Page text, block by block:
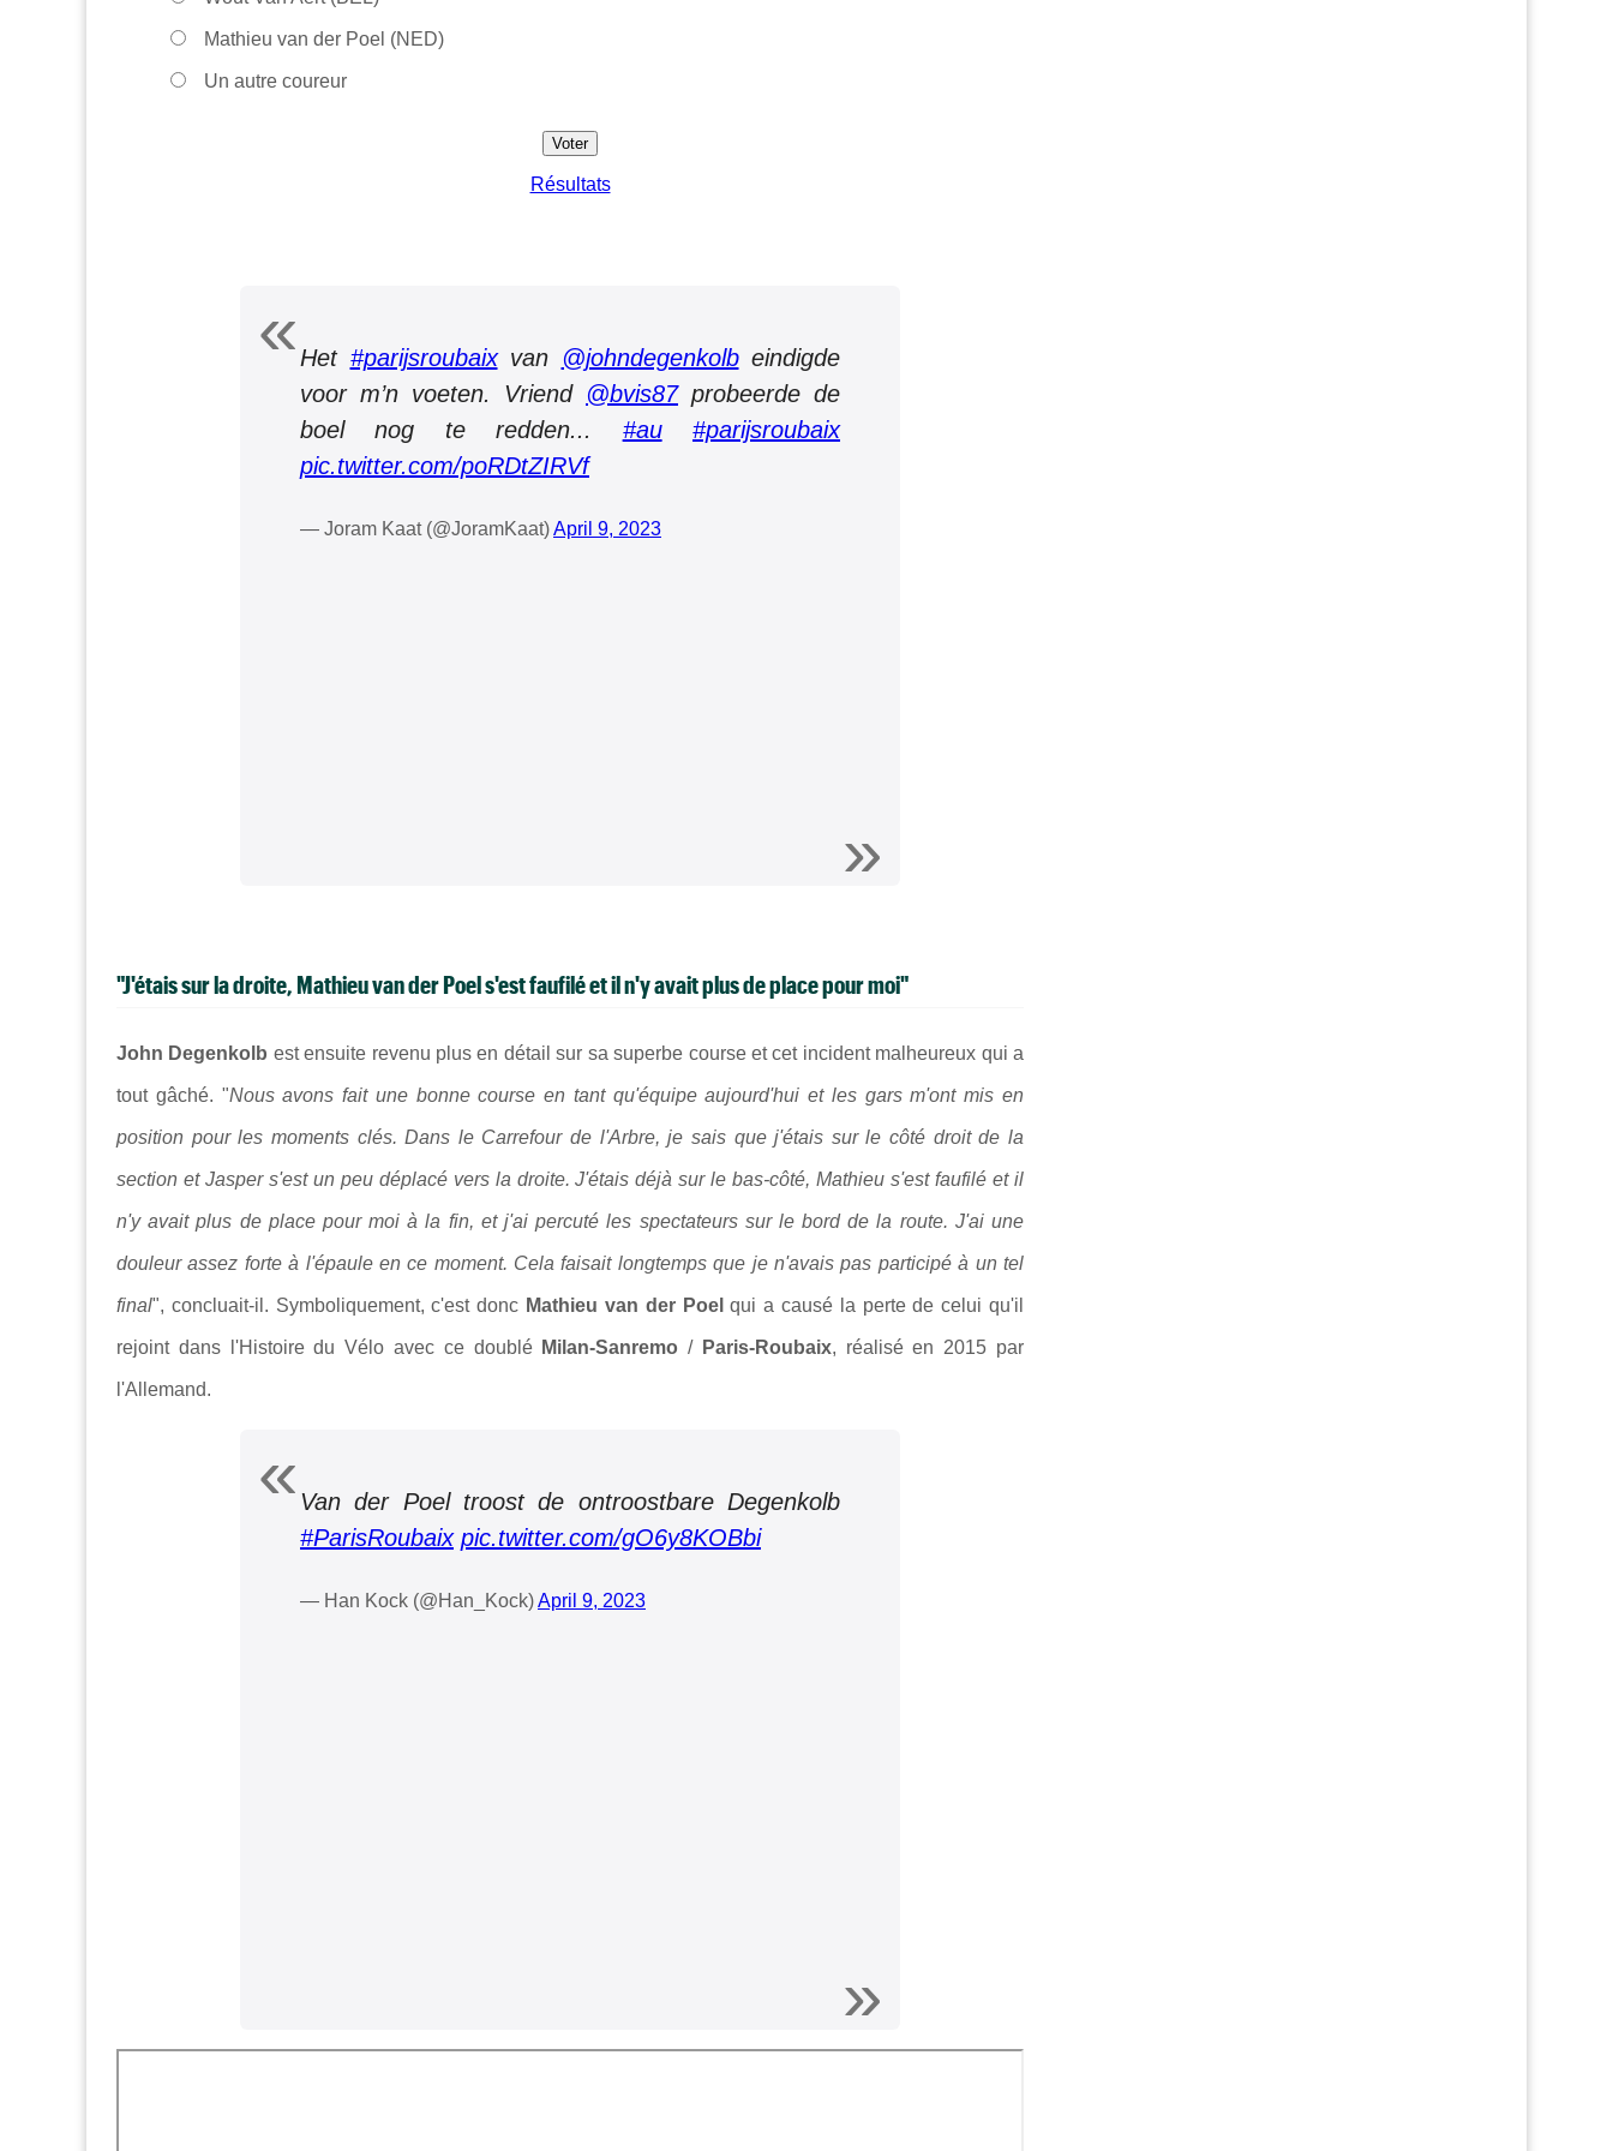
Mathieu van der Poel (NED)
Un autre coureur
Résultats
Het #parijsroubaixvan @johndegenkolbeindigde
voor m’n voeten. Vriend @bvis87probeerde de
boel nog te redden... #au
#parijsroubaix
pic.twitter.com/poRDtZIRVf
— Joram Kaat (@JoramKaat)April 9, 2023
"J'étais sur la droite, Mathieu van der Poel s'est faufilé et il n'y avait plus de place pour moi"
John Degenkolb est ensuite revenu plus en détail sur sa superbe course et cet incident malheureux qui a
tout gâché. "Nous avons fait une bonne course en tant qu'équipe aujourd'hui et les gars m'ont mis en
position pour les moments clés. Dans le Carrefour de l'Arbre, je sais que j'étais sur le côté droit de la
section et Jasper s'est un peu déplacé vers la droite. J'étais déjà sur le bas-côté, Mathieu s'est faufilé et il
n'y avait plus de place pour moi à la fin, et j'ai percuté les spectateurs sur le bord de la route. J'ai une
douleur assez forte à l'épaule en ce moment. Cela faisait longtemps que je n'avais pas participé à un tel
final", concluait-il. Symboliquement, c'est donc Mathieu van der Poel qui a causé la perte de celui qu'il
rejoint dans l'Histoire du Vélo avec ce doublé Milan-Sanremo/Paris-Roubaix, réalisé en 2015 par
l'Allemand.
Van der Poel troost de ontroostbare Degenkolb
#ParisRoubaix pic.twitter.com/gO6y8KOBbi
— Han Kock (@Han_Kock)April 9, 2023